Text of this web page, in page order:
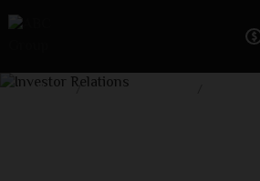
Home/Investor Relations